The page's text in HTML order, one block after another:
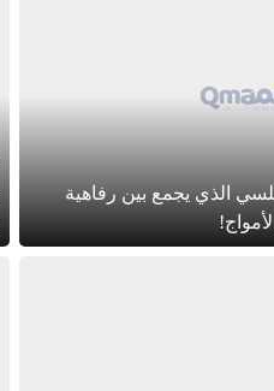
الذي يجمع بين رفاهية